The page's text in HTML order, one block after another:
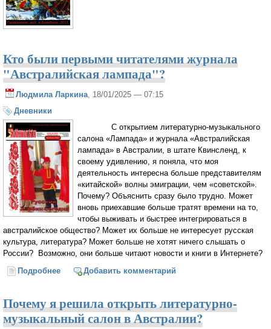
Кто были первыми читателями журнала
"Австралийская лампада"?
Людмила Ларкина, 18/01/2025 — 07:15
Дневники
С открытием литературно-музыкального
салона «Лампада» и журнала «Австралийская
лампада» в Австралии, в штате Квинсленд, к
своему удивлению, я поняла, что моя
деятельность интересна больше представителям
«китайской» волны эмиграции, чем «советской».
Почему? Объяснить сразу было трудно. Может
вновь приехавшие больше тратят времени на то,
чтобы выживать и быстрее интегрироваться в
австралийское общество? Может их больше не интересует русская
культура, литература? Может больше не хотят ничего слышать о
России? Возможно, они больше читают новости и книги в Интернете?
Подробнее о Кто были первыми читателями журнала
Добавить комментарий
Почему я решила открыть литературно-
музыкальный салон в Австралии?